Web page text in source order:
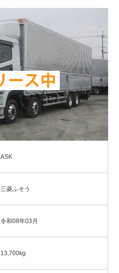
ASK
三菱ふそう
令和08年03月
13,700kg